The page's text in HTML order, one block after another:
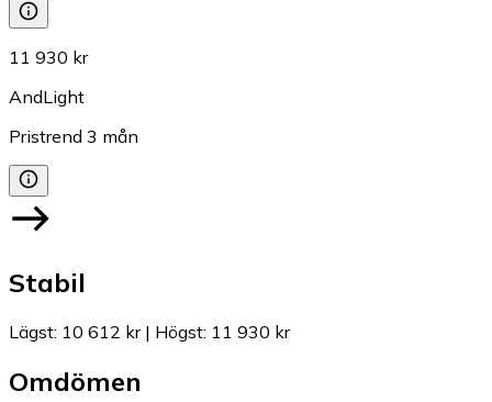
11 930 kr
AndLight
Pristrend 3 mån
Stabil
Lägst: 10 612 kr| Högst: 11 930 kr
Omdömen